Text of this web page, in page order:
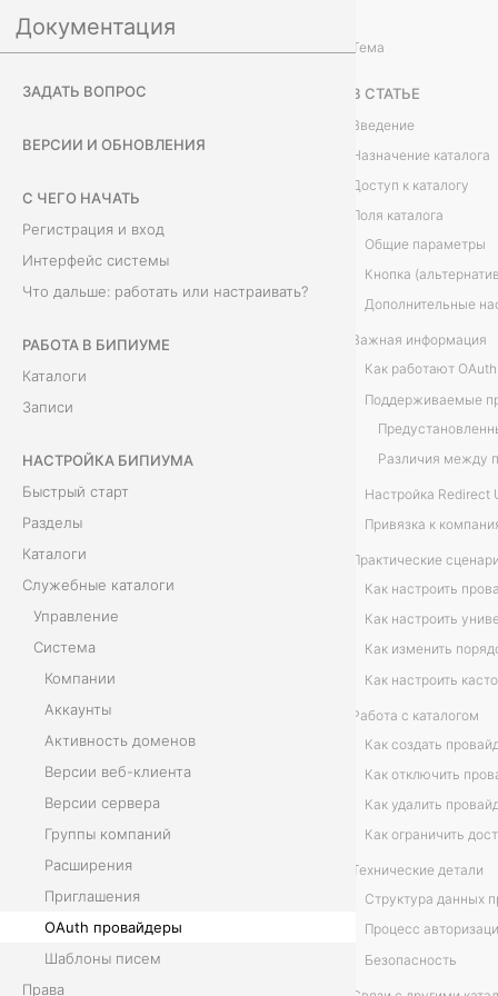
Документация
ЗАДАТЬ ВОПРОС
ВЕРСИИ И ОБНОВЛЕНИЯ
С ЧЕГО НАЧАТЬ
Регистрация и вход
Интерфейс системы
Что дальше: работать или настраивать?
РАБОТА В БИПИУМЕ
Каталоги
Записи
НАСТРОЙКА БИПИУМА
Быстрый старт
Разделы
Каталоги
Служебные каталоги
Управление
Система
Компании
Аккаунты
Активность доменов
Версии веб-клиента
Версии сервера
Группы компаний
Расширения
Приглашения
OAuth провайдеры
Шаблоны писем
Права
Настройка Бипиума
Система
п
Тема
В СТАТЬЕ
Введение
Назначение каталога
Доступ к каталогу
Поля каталога
Общие параметры
Кнопка
Дополнительные
Важная информация
Поддерживаемые
Настройка Redirect
Привязка к
Практические
Работа с каталогом
Как создать
Как отключить
Как удалить
Технические детали
Структура данных
Процесс
Безопасность